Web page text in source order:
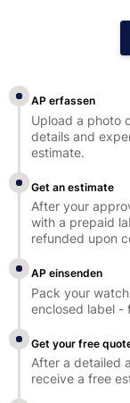
AP erfassen
Upload a photo
details and
estimate.
Get an estimate
After your
with a prepaid
refunded upon
AP einsenden
Pack your
enclosed label -
Get your free
After a detailed
receive a free